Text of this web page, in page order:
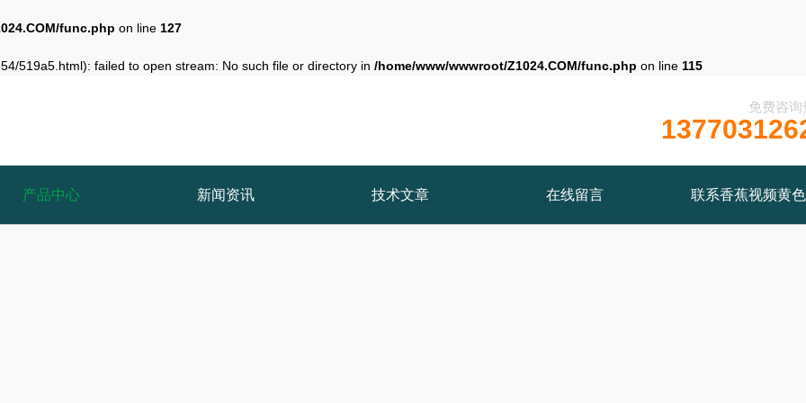
func.php on line 127
519a5.html): failed to open stream: No such file or directory in /home/www/wwwroot/Z1024.COM/func.php on line 115
免费咨询
产品中心 新闻资讯 技术文章 在线留言 联系香蕉视频黄色